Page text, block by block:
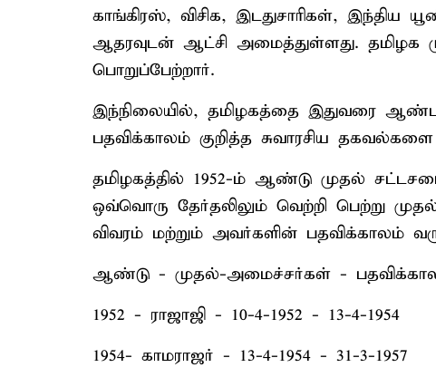
காங்கிரஸ், விசிக, இடதுசாரிகள், இந்திய
ஆதரவுடன் ஆட்சி அமைத்துள்ளது. தமிழக
பொறுப்பேற்றார்.
இந்நிலையில், தமிழகத்தை இதுவரை
பதவிக்காலம் குறித்த சுவாரசிய
தமிழகத்தில் 1952-ம் ஆண்டு முதல்
ஒவ்வொரு தேர்தலிலும் வெற்றி பெற்று
விவரம் மற்றும் அவர்களின் பதவிக்காலம்
ஆண்டு - முதல்-அமைச்சர்கள் -
1952 - ராஜாஜி - 10-4-1952 - 13-4-1954
1954- காமராஜர் - 13-4-1954 - 31-3-1957